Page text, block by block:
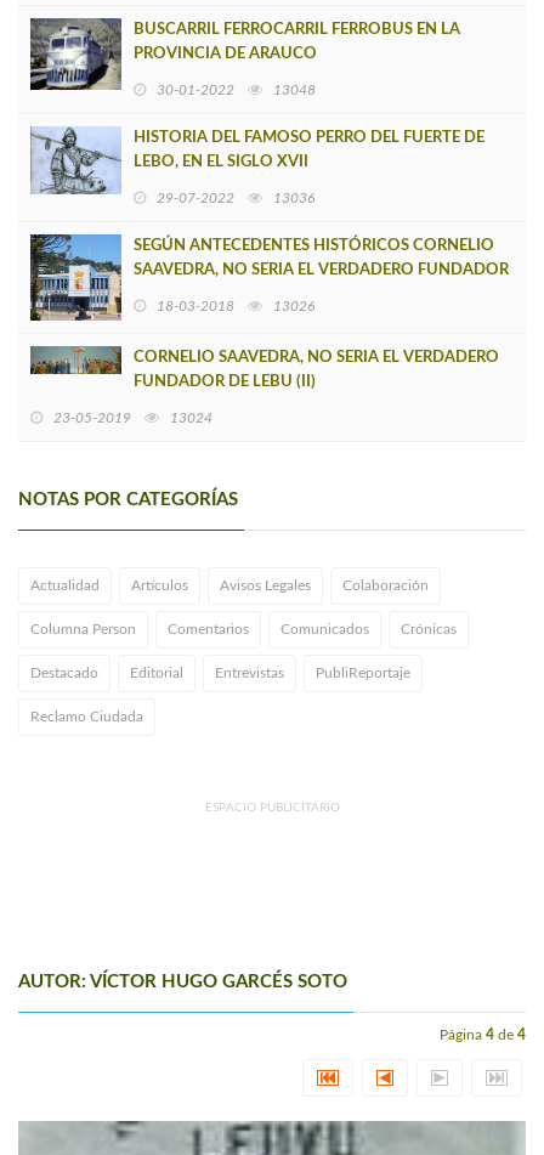
BUSCARRIL FERROCARRIL FERROBUS EN LA
PROVINCIA DE ARAUCO
30-01-2022 13048
HISTORIA DEL FAMOSO PERRO DEL FUERTE DE
LEBO, EN EL SIGLO XVII
29-07-2022 13036
SEGÚN ANTECEDENTES HISTÓRICOS CORNELIO
SAAVEDRA, NO SERIA EL VERDADERO FUNDADOR
18-03-2018 13026
CORNELIO SAAVEDRA, NO SERIA EL VERDADERO
FUNDADOR DE LEBU (II)
23-05-2019 13024
NOTAS POR CATEGORÍAS
Actualidad Artículos Avisos Legales Colaboración
Columna Person Comentarios Comunicados Crónicas
Destacado Editorial Entrevistas PubliReportaje
Reclamo Ciudada
ESPACIO PUBLICITARIO
AUTOR: VÍCTOR HUGO GARCÉS SOTO
Página 4 de 4